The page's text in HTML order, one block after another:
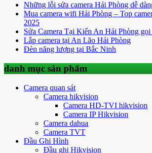
Những lỗi sửa camera Hải Phòng dễ
Mua camera wifi Hải Phòng – Top
2025
Sửa Camera Tại Kiến An Hải Phòng
Lắp camera tại An Lão Hải Phòng
Đèn năng lượng tại Bắc Ninh
danh mục sản phẩm
Camera quan sát
Camera hikvision
Camera HD-TVI hikvision
Camera IP Hikvision
Camera dahua
Camera TVT
Đầu Ghi Hình
Đầu ghi Hikvision